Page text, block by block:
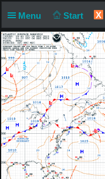
Menu Start X